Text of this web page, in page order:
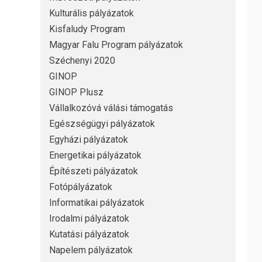
Kulturális pályázatok
Kisfaludy Program
Magyar Falu Program pályázatok
Széchenyi 2020
GINOP
GINOP Plusz
Vállalkozóvá válási támogatás
Egészségügyi pályázatok
Egyházi pályázatok
Energetikai pályázatok
Építészeti pályázatok
Fotópályázatok
Informatikai pályázatok
Irodalmi pályázatok
Kutatási pályázatok
Napelem pályázatok